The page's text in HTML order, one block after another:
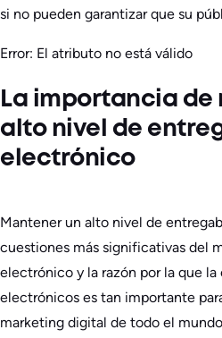
si no pueden garantizar que su
Error: El atributo no está válido
La importancia de
alto nivel de
electrónico
Mantener un alto nivel de
cuestiones más significativas del
electrónico y la razón por la que
electrónicos es tan importante
marketing digital de todo el